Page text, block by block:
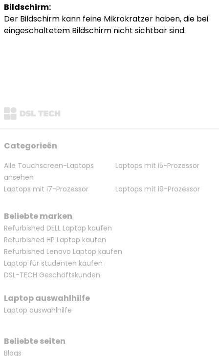
Bildschirm:
Der Bildschirm kann feine Mikrokratzer haben, die bei
eingeschaltetem Bildschirm nicht sichtbar sind.
Categorieën
Alle Touchscreen-Laptops
ansehen
Laptops mit i5-Prozessor
Laptops mit i7-Prozessor Laptops mit i9-Prozessor
Beliebte marken
Refurbished DELL Laptop kaufen
Refurbished HP Laptop kaufen
Refurbished Lenovo Laptop kaufen
Laptop für studenten kaufen
DSL-TECH Geschäftskunden
Laptop auswahlhilfe
Laptop auswahlhilfe
Beliebte seiten
Blogs